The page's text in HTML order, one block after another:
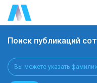
Поиск публикаций